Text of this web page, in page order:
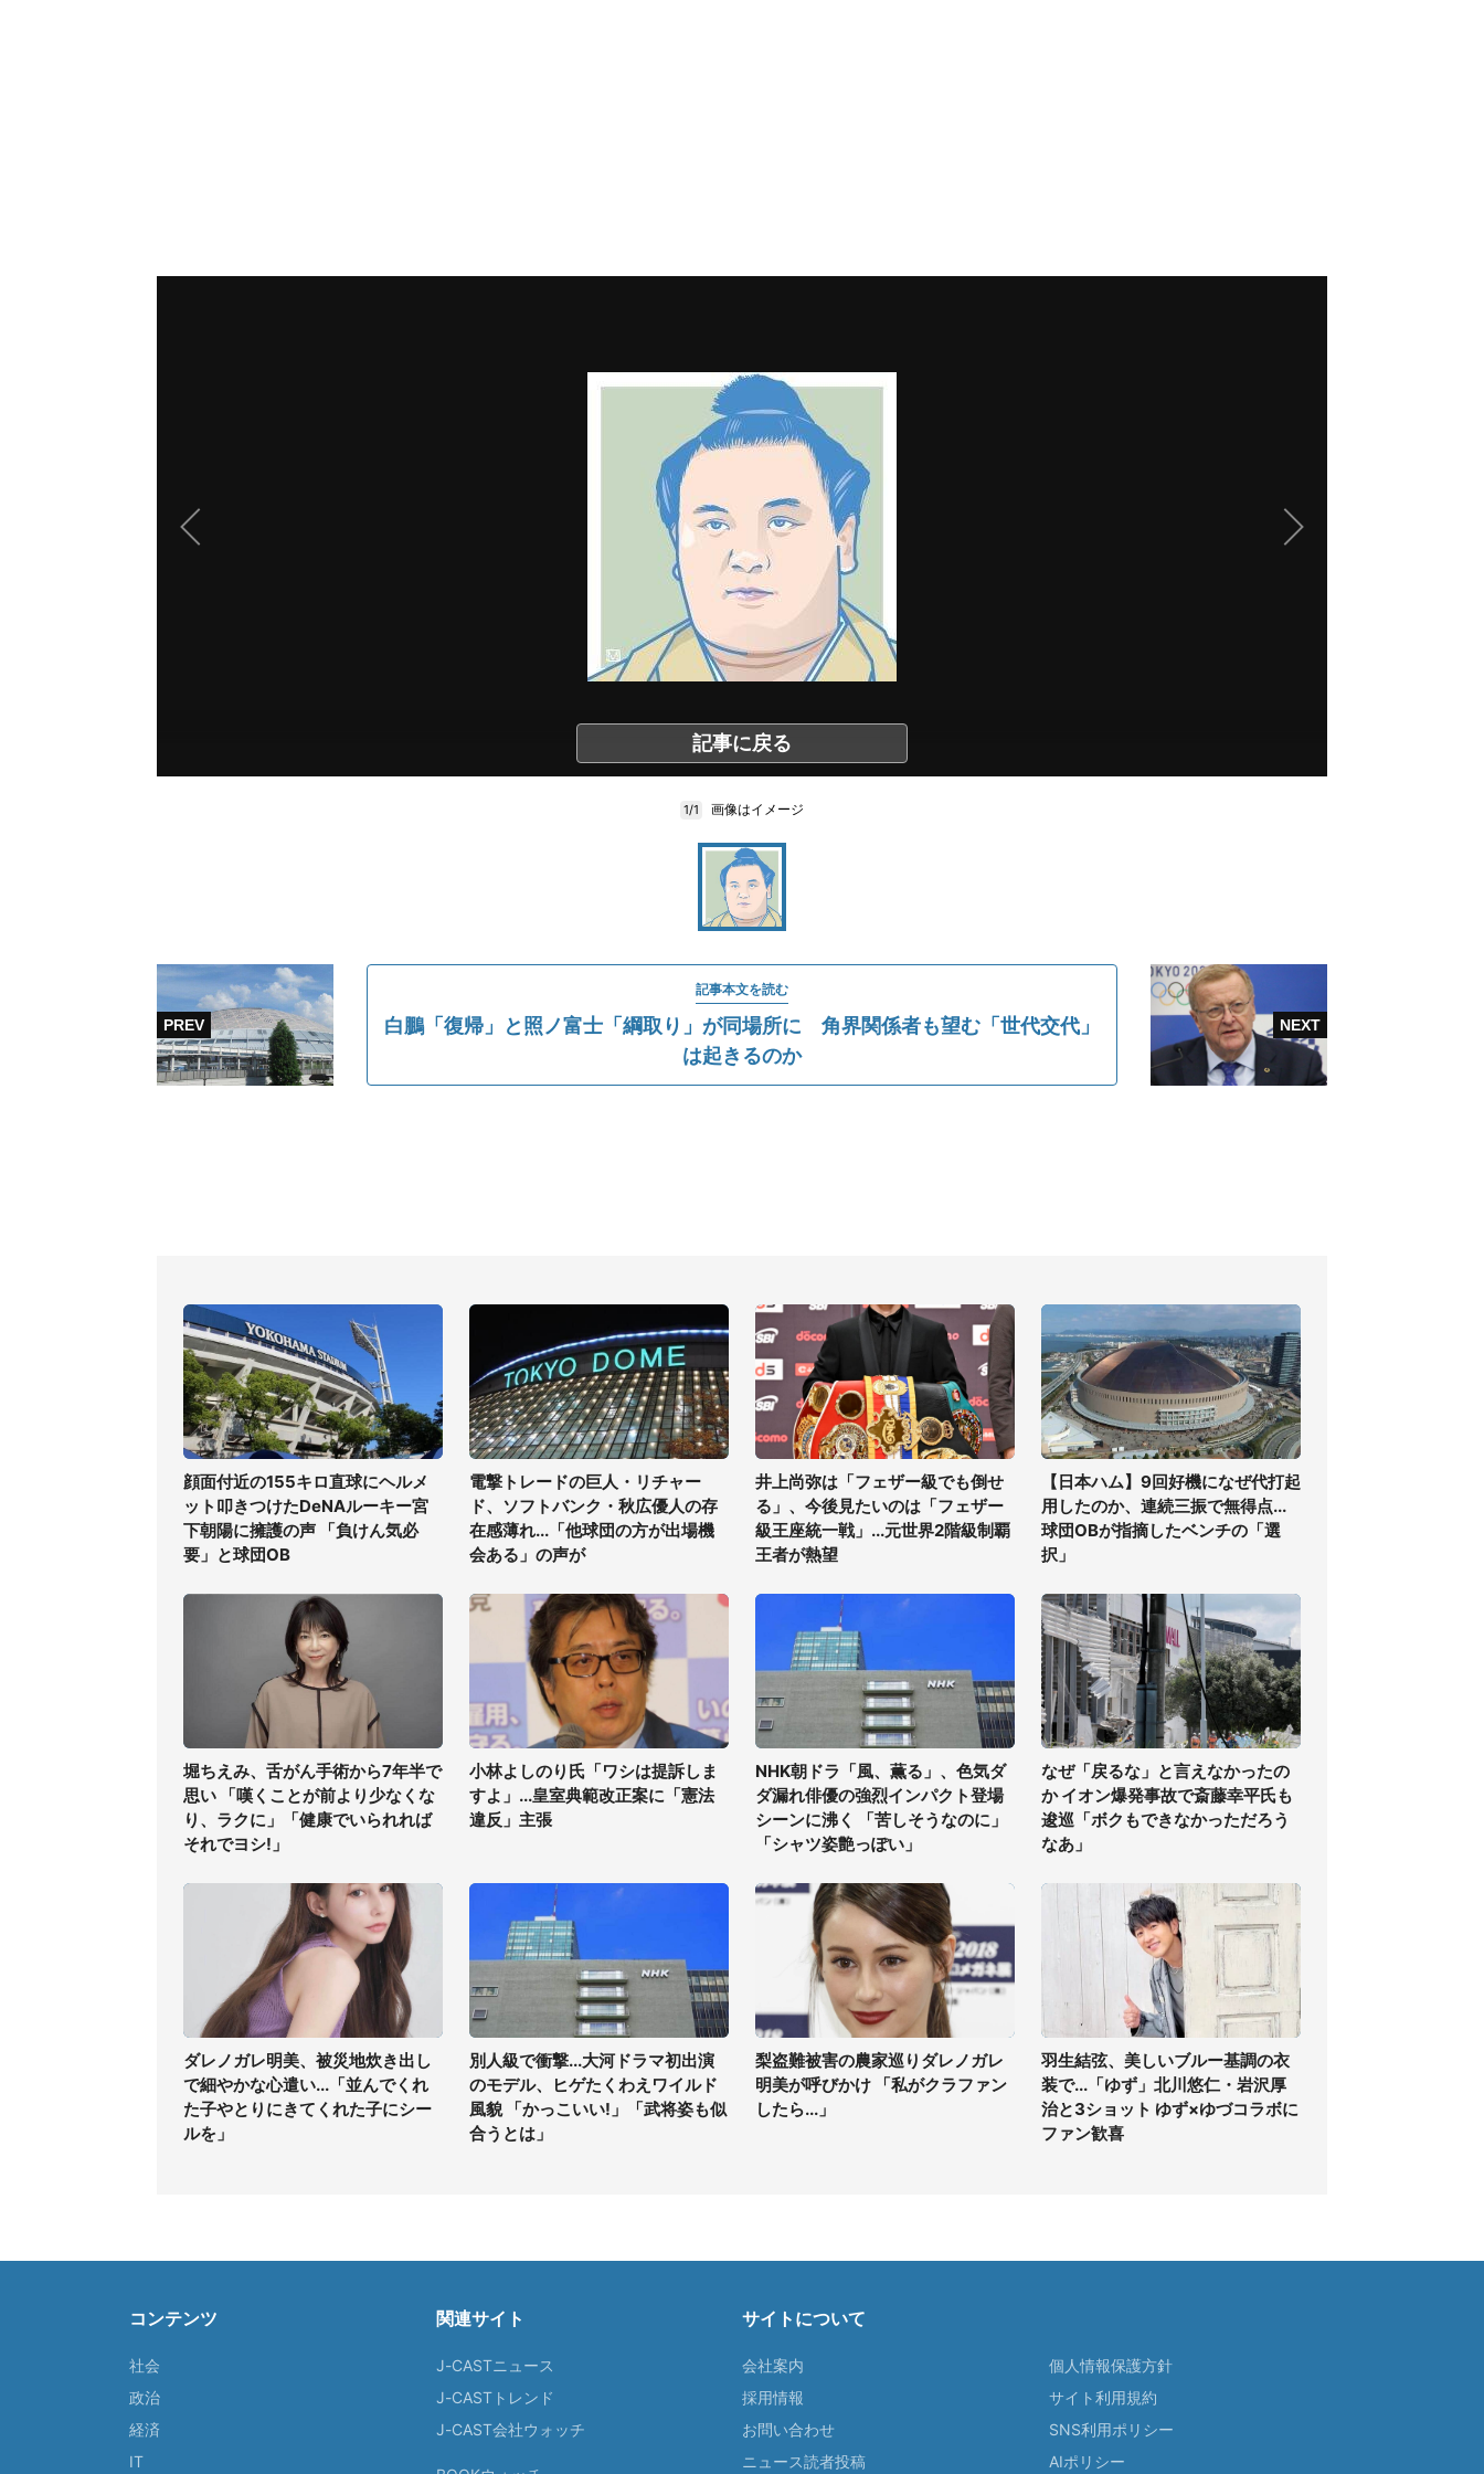
記事に戻る
1/1 画像はイメージ
記事本文を読む
白鵬「復帰」と照ノ富士「綱取り」が同場所に 角界関係者も望む「世代交代」
は起きるのか
顔面付近の155キロ直球にヘルメ
ット叩きつけたDeNAルーキー宮
下朝陽に擁護の声 「負けん気必
要」と球団OB
電撃トレードの巨人・リチャー
ド、ソフトバンク・秋広優人の存
在感薄れ...「他球団の方が出場機
会ある」の声が
井上尚弥は「フェザー級でも倒せ
る」、今後見たいのは「フェザー
級王座統一戦」...元世界2階級制覇
王者が熱望
【日本ハム】9回好機になぜ代打起
用したのか、連続三振で無得点...
球団OBが指摘したベンチの「選
択」
堀ちえみ、舌がん手術から7年半で
思い 「嘆くことが前より少なくな
り、ラクに」「健康でいられれば
それでヨシ!」
小林よしのり氏「ワシは提訴しま
すよ」...皇室典範改正案に「憲法
違反」主張
NHK朝ドラ「風、薫る」、色気ダ
ダ漏れ俳優の強烈インパクト登場
シーンに沸く 「苦しそうなのに」
「シャツ姿艶っぽい」
なぜ「戻るな」と言えなかったの
か イオン爆発事故で斎藤幸平氏も
逡巡「ボクもできなかっただろう
なあ」
ダレノガレ明美、被災地炊き出し
で細やかな心遣い...「並んでくれ
た子やとりにきてくれた子にシー
ルを」
別人級で衝撃...大河ドラマ初出演
のモデル、ヒゲたくわえワイルド
風貌 「かっこいい!」「武将姿も似
合うとは」
梨盗難被害の農家巡りダレノガレ
明美が呼びかけ 「私がクラファン
したら...」
羽生結弦、美しいブルー基調の衣
装で...「ゆず」北川悠仁・岩沢厚
治と3ショット ゆず×ゆづコラボに
ファン歓喜
コンテンツ
社会
政治
経済
IT
関連サイト
J-CASTニュース
J-CASTトレンド
J-CAST会社ウォッチ
サイトについて
会社案内
採用情報
お問い合わせ
ニュース読者投稿
個人情報保護方針
サイト利用規約
SNS利用ポリシー
AIポリシー